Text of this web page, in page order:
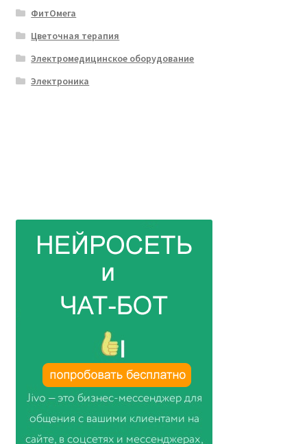
ФитОмега
Цветочная терапия
Электромедицинское оборудование
Электроника